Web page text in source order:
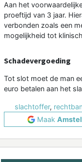
Aan het
proeftijd van 3 jaar.
verbonden zoals een
mogelijkheid tot
Schadevergoeding
Tot slot moet de man
euro betalen aan het
slachtoffer,
Maak